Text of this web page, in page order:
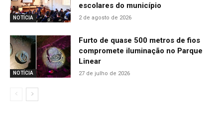
NOTÍCIA
escolares do município
2 de agosto de 2026
NOTÍCIA
Furto de quase 500 metros de fios
compromete iluminação no Parque
Linear
27 de julho de 2026